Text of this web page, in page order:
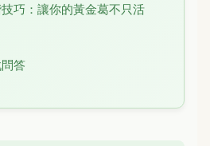
巧：讓你的黃金葛不只活
答